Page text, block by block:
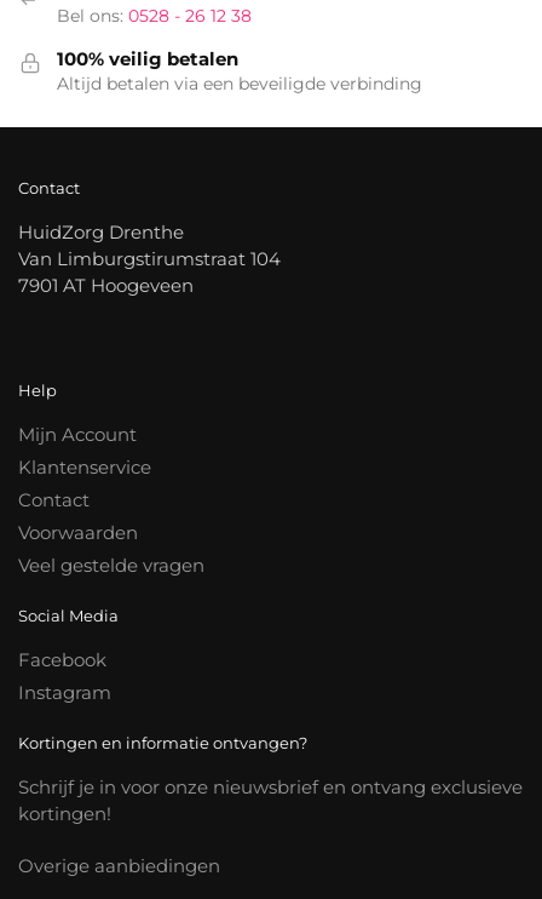
Bel ons: 0528 - 26 12 38
100% veilig betalen
Altijd betalen via een beveiligde verbinding
Contact
HuidZorg Drenthe
Van Limburgstirumstraat 104
7901 AT Hoogeveen
Help
Mijn Account
Klantenservice
Contact
Voorwaarden
Veel gestelde vragen
Social Media
Facebook
Instagram
Kortingen en informatie ontvangen?
Schrijf je in voor onze nieuwsbrief en ontvang exclusieve
kortingen!
Overige aanbiedingen